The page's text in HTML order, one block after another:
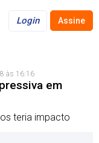
Login Assine
às 16:16
em